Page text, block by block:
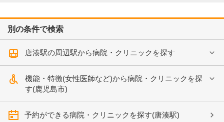
別の条件で検索
唐湊駅の周辺駅から病院・クリニックを探す
機能・特徴(女性医師など)から病院・クリニックを探
す(鹿児島市)
予約ができる病院・クリニックを探す(唐湊駅)